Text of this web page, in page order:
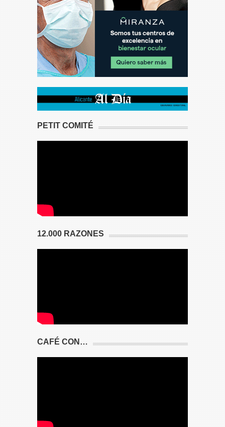
PETIT COMITÉ
12.000 RAZONES
CAFÉ CON…